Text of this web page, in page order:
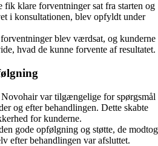
fik klare forventninger sat fra starten og
i konsultationen, blev opfyldt under
blev værdsat, og kunderne
hvad de kunne forvente af resultatet.
var tilgængelige for spørgsmål
og efter behandlingen. Dette skabte
for kunderne.
gode opfølgning og støtte, de modtog
efter behandlingen var afsluttet.